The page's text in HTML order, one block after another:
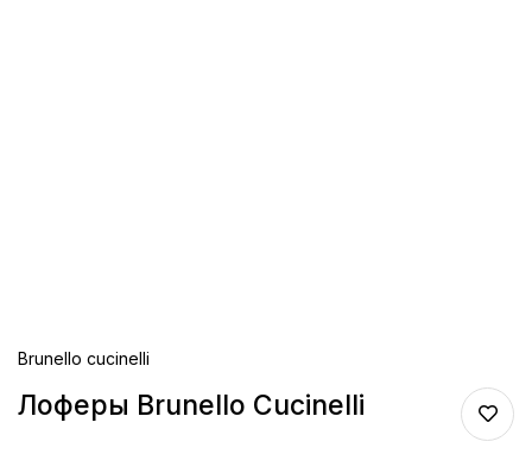
Brunello cucinelli
Лоферы Brunello Cucinelli